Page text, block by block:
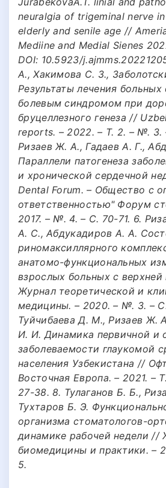
neuralgia of trigeminal nerve
elderly and senile age //
Mediine and Medial Sienes
DOI: 10.5923/
А., Хакимова С. З.,
Результаты лечения
болевым синдромом при
бруцеллезного генеза //
reports. – 2022. – Т. 2. – №. 3.
Ризаев Ж. А., Гадаев А. Г.,
Параллели патогенеза
и хронической сердечной
Dental Forum. – Общество с
ответственностью" Форум
2017. – №. 4. – С. 70-71. 6.
А. С., Абдукадиров А. А.
риномаксиллярного
анатомо-функциональных
взрослых больных с
Журнал теоретической и
медицины. – 2020. – №. 3. –
Туйчибаева Д. М., Ризаев Ж.
И. И. Динамика первичной и
заболеваемости глаукомой
населения Узбекистана //
Восточная Европа. – 2021. –
27-38. 8. Тулаганов Б. Б.,
Тухтаров Б. Э.
организма стоматологов-
динамике рабочей недели //
биомедицины и практики. –
5.